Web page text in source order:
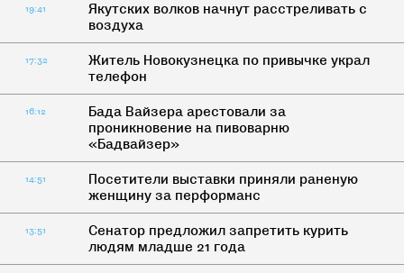
19:41
Якутских волков начнут расстреливать с
воздуха
17:32
Житель Новокузнецка по привычке украл
телефон
16:12
Бада Вайзера арестовали за
проникновение на пивоварню
«Бадвайзер»
14:51
Посетители выставки приняли раненую
женщину за перформанс
13:51
Сенатор предложил запретить курить
людям младше 21 года